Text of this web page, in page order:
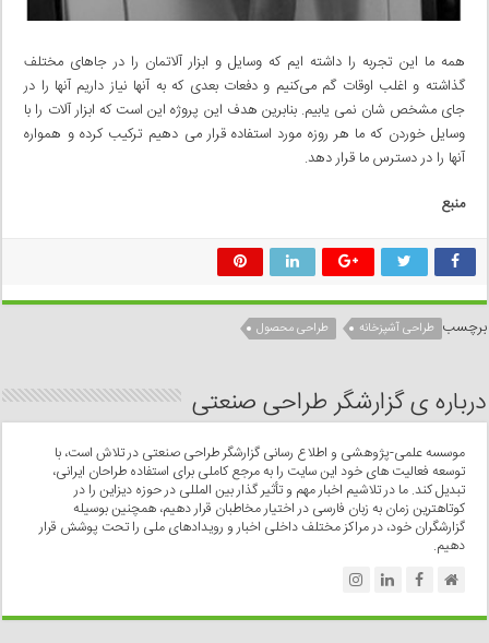
همه ما این تجربه را داشته ایم که وسایل و ابزار آلاتمان را در جاهای مختلف
گذاشته و اغلب اوقات گم می‌کنیم و دفعات بعدی که به آنها نیاز داریم آنها را در
جای مشخص شان نمی یابیم. بنابرین هدف این پروژه این است که ابزار آلات را با
وسایل خوردن که ما هر روزه مورد استفاده قرار می دهیم ترکیب کرده و همواره
آنها را در دسترس ما قرار دهد.
منبع
برچسب طراحی آشپزخانه طراحی محصول
درباره ی گزارشگر طراحی صنعتی
موسسه علمی-پژوهشی و اطلاع رسانی گزارشگر طراحی صنعتی در تلاش است، با
توسعه فعالیت های خود این سایت را به مرجع کاملی برای استفاده طراحان ایرانی،
تبدیل کند. ما در تلاشیم اخبار مهم و تأثیر گذار بین المللی در حوزه دیزاین را در
کوتاهترین زمان به زبان فارسی در اختیار مخاطبان قرار دهیم، همچنین بوسیله
گزارشگران خود، در مراکز مختلف داخلی اخبار و رویدادهای ملی را تحت پوشش قرار
دهیم.